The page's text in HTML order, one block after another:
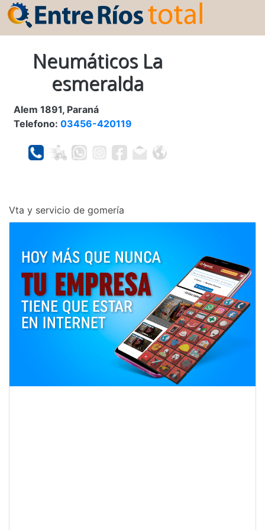
Neumáticos La
esmeralda
Alem 1891, Paraná
Telefono: 03456-420119
Vta y servicio de gomería